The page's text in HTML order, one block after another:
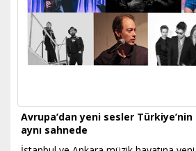
Avrupa’dan yeni sesler Türkiye’nin
aynı sahnede